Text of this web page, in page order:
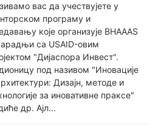
вас да учествујете у
програму и
које организује BHAAAS
са USAID-овим
"Дијаспора Инвест".
под називом "Иновације
Дизајн, методе и
за иновативне праксе"
др. Ајл...